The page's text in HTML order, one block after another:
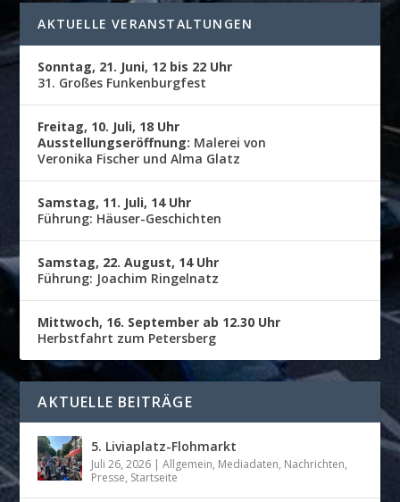
AKTUELLE VERANSTALTUNGEN
Sonntag, 21. Juni, 12 bis 22 Uhr
31. Großes Funkenburgfest
Freitag, 10. Juli, 18 Uhr
Ausstellungseröffnung: Malerei von
Veronika Fischer und Alma Glatz
Samstag, 11. Juli, 14 Uhr
Führung: Häuser-Geschichten
Samstag, 22. August, 14 Uhr
Führung: Joachim Ringelnatz
Mittwoch, 16. September ab 12.30 Uhr
Herbstfahrt zum Petersberg
AKTUELLE BEITRÄGE
5. Liviaplatz-Flohmarkt
Juli 26, 2026 |Allgemein, Mediadaten, Nachrichten,
Presse, Startseite